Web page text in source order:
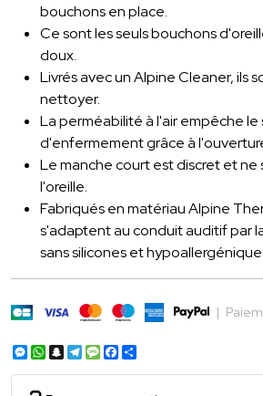
bouchons en place.
Ce sont les seuls bouchons
doux.
Livrés avec un Alpine Cleaner, ils
nettoyer.
La perméabilité à l'air empêche
d'enfermement grâce à
Le manche court est discret et ne
l'oreille.
Fabriqués en matériau Alpine
s'adaptent au conduit auditif par
sans silicones et
|
Messenger
WhatsApp
Snapchat
Telegram
Message
Facebook